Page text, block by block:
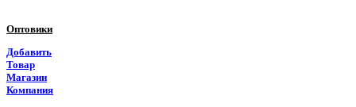
Оптовики
Добавить
Товар
Магазин
Компания